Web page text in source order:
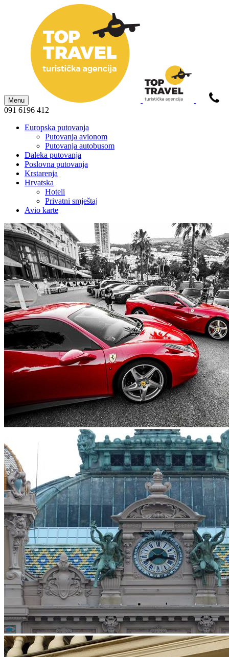
Menu
091 6196 412
Europska putovanja
Putovanja avionom
Putovanja autobusom
Daleka putovanja
Poslovna putovanja
Krstarenja
Hrvatska
Hoteli
Privatni smještaj
Avio karte